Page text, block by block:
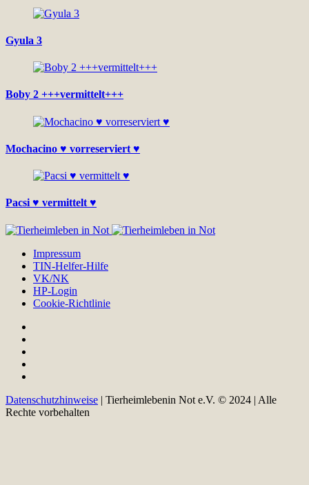
Gyula 3
Boby 2 +++vermittelt+++
Mochacino ♥ vorreserviert ♥
Pacsi ♥ vermittelt ♥
Impressum
TIN-Helfer-Hilfe
VK/NK
HP-Login
Cookie-Richtlinie
Datenschutzhinweise | Tierheimlebenin Not e.V. © 2024 | Alle
Rechte vorbehalten